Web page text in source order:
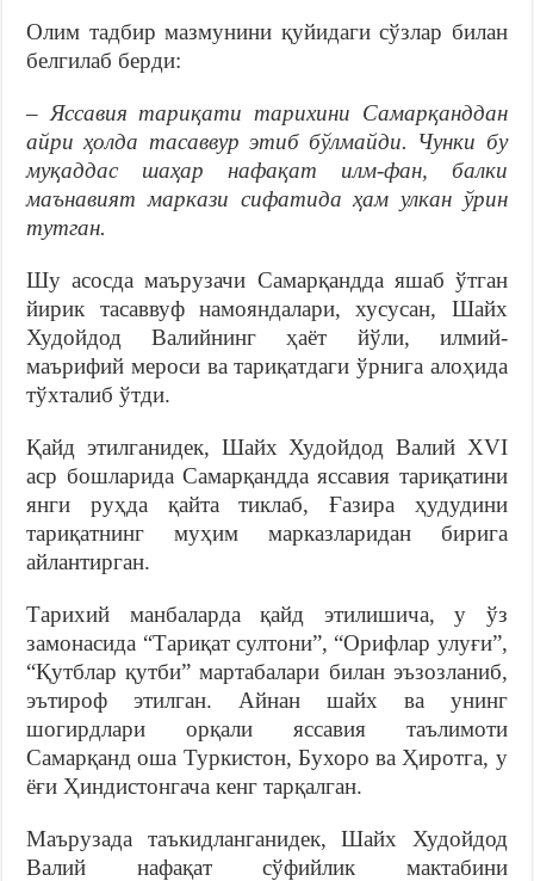
Олим тадбир мазмунини қуйидаги сўзлар билан
белгилаб берди:
– Яссавия тариқати тарихини Самарқанддан
айри ҳолда тасаввур этиб бўлмайди. Чунки бу
муқаддас шаҳар нафақат илм-фан, балки
маънавият маркази сифатида ҳам улкан ўрин
тутган.
Шу асосда маърузачи Самарқандда яшаб ўтган
йирик тасаввуф намояндалари, хусусан, Шайх
Худойдод Валийнинг ҳаёт йўли, илмий-
маърифий мероси ва тариқатдаги ўрнига алоҳида
тўхталиб ўтди.
Қайд этилганидек, Шайх Худойдод Валий XVI
аср бошларида Самарқандда яссавия тариқатини
янги руҳда қайта тиклаб, Ғазира ҳудудини
тариқатнинг муҳим марказларидан бирига
айлантирган.
Тарихий манбаларда қайд этилишича, у ўз
замонасида “Тариқат султони”, “Орифлар улуғи”,
“Қутблар қутби” мартабалари билан эъзозланиб,
эътироф этилган. Айнан шайх ва унинг
шогирдлари орқали яссавия таълимоти
Самарқанд оша Туркистон, Бухоро ва Ҳиротга, у
ёғи Ҳиндистонгача кенг тарқалган.
Маърузада таъкидланганидек, Шайх Худойдод
Валий нафақат сўфийлик мактабини